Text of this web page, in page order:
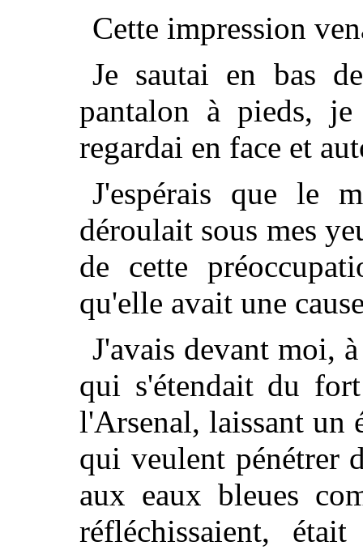
Cette impression
Je sautai en bas
pantalon à pieds,
regardai en face et
J'espérais que le
déroulait sous mes
de cette
qu'elle avait une
J'avais devant moi,
qui s'étendait du
l'Arsenal, laissant un
qui veulent pénétrer
aux eaux bleues
réfléchissaient,